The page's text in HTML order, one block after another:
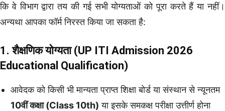
कि वे विभाग द्वारा तय की गई सभी योग्यताओं को पूरा करते हैं या नहीं।
अन्यथा आपका फॉर्म निरस्त किया जा सकता है:
1. शैक्षणिक योग्यता (UP ITI Admission 2026
Educational Qualification)
आवेदक को किसी भी मान्यता प्राप्त शिक्षा बोर्ड या संस्थान से न्यूनतम
10वीं कक्षा (Class 10th) या इसके समकक्ष परीक्षा उत्तीर्ण होना